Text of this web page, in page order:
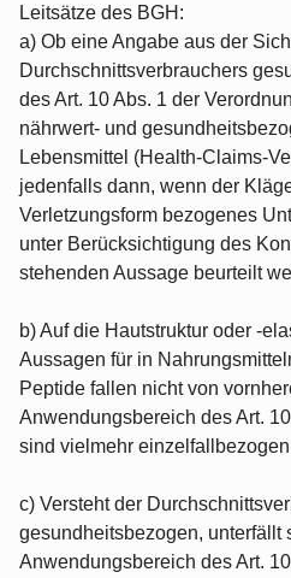
Leitsätze des BGH:
a) Ob eine Angabe aus der
Durchschnittsverbrauchers
des Art. 10 Abs. 1 der
nährwert- und
Lebensmittel (Health-Claims-
jedenfalls dann, wenn der
Verletzungsform bezogenes
unter Berücksichtigung des
stehenden Aussage beurteilt
b) Auf die Hautstruktur oder -
Aussagen für in
Peptide fallen nicht von
Anwendungsbereich des Art.
sind vielmehr
c) Versteht der
gesundheitsbezogen, unterfällt
Anwendungsbereich des Art.